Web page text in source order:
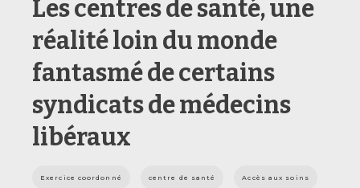
Les centres de santé, une
réalité loin du monde
fantasmé de certains
syndicats de médecins
libéraux
Exercice coordonné centre de santé Accès aux soins